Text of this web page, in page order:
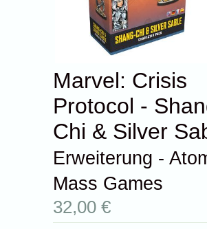
Marvel: Crisis
Protocol -
Chi & Silver
Erweiterung -
Mass Games
32,00 €